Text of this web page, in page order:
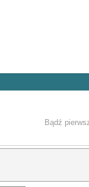
Bądź